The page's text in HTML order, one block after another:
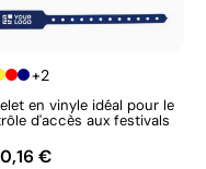
+2
en vinyle idéal pour le
d'accès aux festivals
0,16 €